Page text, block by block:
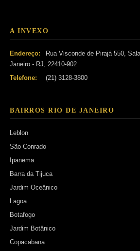
A INVEXO
Endereço:
Rua Visconde de Pirajá 550,
Janeiro - RJ, 22410-902
Telefone:
(21) 3128-3800
BAIRROS RIO DE JANEIRO
Leblon
São Conrado
Ipanema
Barra da Tijuca
Jardim Oceânico
Lagoa
Botafogo
Jardim Botânico
Copacabana